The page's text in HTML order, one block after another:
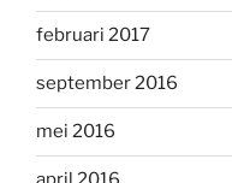
februari 2017
september 2016
mei 2016